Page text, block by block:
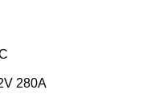
280A